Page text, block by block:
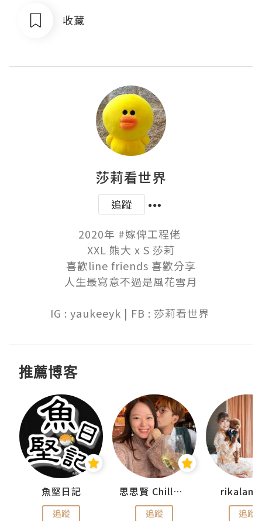
收藏
莎莉看世界
追蹤
2020年 #嫁俾工程佬
XXL 熊大 x S 莎莉
喜歡line friends 喜歡分享
人生最寫意不過是風花雪月
IG : yaukeeyk | FB : 莎莉看世界
推薦博客
魚堅日記
追蹤
思思賢 ChillMyBabe
追蹤 追蹤